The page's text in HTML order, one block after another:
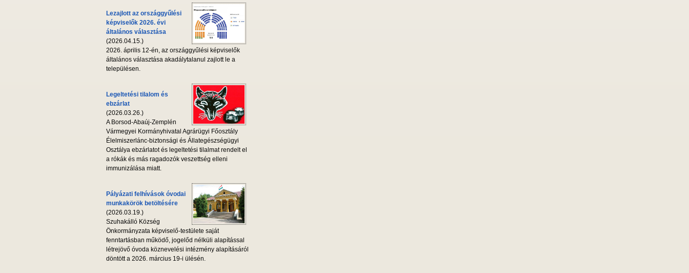
Lezajlott az országgyűlési
képviselők 2026. évi
általános választása
(2026.04.15.)
2026. április 12-én, az országgyűlési képviselők
általános választása akadálytalanul zajlott le a
településen.
Legeltetési tilalom és
ebzárlat
(2026.03.26.)
A Borsod-Abaúj-Zemplén
Vármegyei Kormányhivatal Agrárügyi Főosztály
Élelmiszerlánc-biztonsági és Állategészségügyi
Osztálya ebzárlatot és legeltetési tilalmat rendelt el
a rókák és más ragadozók veszettség elleni
immunizálása miatt.
Pályázati felhívások óvodai
munkakörök betöltésére
(2026.03.19.)
Szuhakálló Község
Önkormányzata képviselő-testülete saját
fenntartásban működő, jogelőd nélküli alapítással
létrejövő óvoda köznevelési intézmény alapításáról
döntött a 2026. március 19-i ülésén.